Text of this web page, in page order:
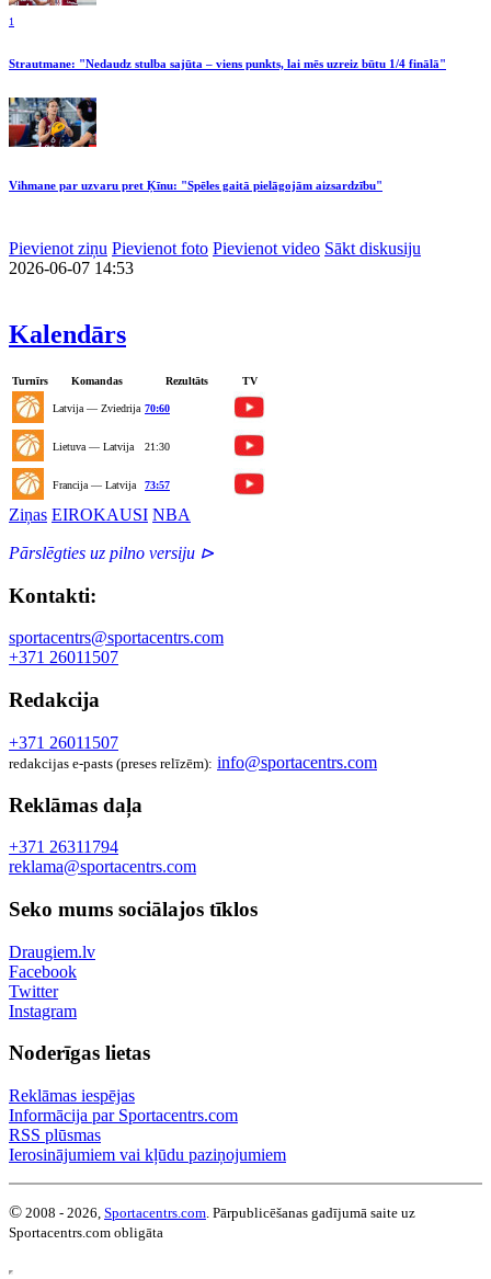
1
Strautmane: "Nedaudz stulba sajūta – viens punkts, lai mēs uzreiz būtu 1/4 finālā"
Vihmane par uzvaru pret Ķīnu: "Spēles gaitā pielāgojām aizsardzību"
Pievienot ziņu Pievienot foto Pievienot video Sākt diskusiju
2026-06-07 14:53
Kalendārs
Turnīrs Komandas Rezultāts TV
Latvija — Zviedrija 70:60
Lietuva — Latvija 21:30
Francija — Latvija 73:57
Ziņas EIROKAUSI NBA
Pārslēgties uz pilno versiju ⊳
Kontakti:
sportacentrs@sportacentrs.com
+371 26011507
Redakcija
+371 26011507
redakcijas e-pasts (preses relīzēm): info@sportacentrs.com
Reklāmas daļa
+371 26311794
reklama@sportacentrs.com
Seko mums sociālajos tīklos
Draugiem.lv
Facebook
Twitter
Instagram
Noderīgas lietas
Reklāmas iespējas
Informācija par Sportacentrs.com
RSS plūsmas
Ierosinājumiem vai kļūdu paziņojumiem
© 2008 - 2026, Sportacentrs.com. Pārpublicēšanas gadījumā saite uz
Sportacentrs.com obligāta